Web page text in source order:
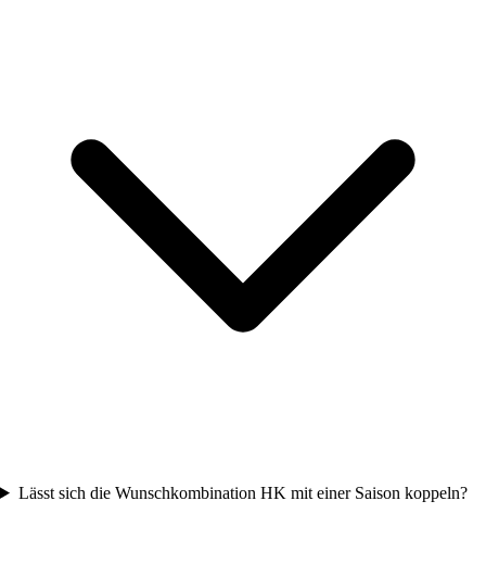
Lässt sich die Wunschkombination HK mit einer Saison koppeln?